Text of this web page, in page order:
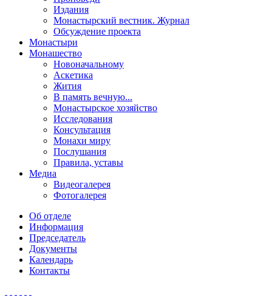
Издания
Монастырский вестник. Журнал
Обсуждение проекта
Монастыри
Монашество
Новоначальному
Аскетика
Жития
В память вечную...
Монастырское хозяйство
Исследования
Консультация
Монахи миру
Послушания
Правила, уставы
Медиа
Видеогалерея
Фотогалерея
Об отделе
Информация
Председатель
Документы
Календарь
Контакты